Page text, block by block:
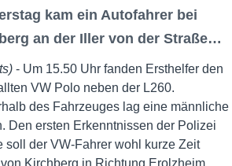
kam ein Autofahrer bei
an der Iller von der Straße…
- Um 15.50 Uhr fanden Ersthelfer den
VW Polo neben der L260.
des Fahrzeuges lag eine männliche
Den ersten Erkenntnissen der Polizei
soll der VW-Fahrer wohl kurze Zeit
Kirchberg in Richtung Erolzheim